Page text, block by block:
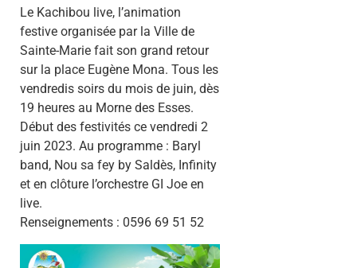
Le Kachibou live, l’animation
festive organisée par la Ville de
Sainte-Marie fait son grand retour
sur la place Eugène Mona. Tous les
vendredis soirs du mois de juin, dès
19 heures au Morne des Esses.
Début des festivités ce vendredi 2
juin 2023. Au programme : Baryl
band, Nou sa fey by Saldès, Infinity
et en clôture l’orchestre GI Joe en
live.
Renseignements : 0596 69 51 52